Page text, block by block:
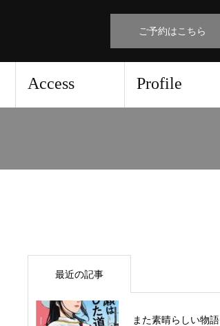
ご予約はこちら
Access Profile
最近の記事
また素晴らしい物語